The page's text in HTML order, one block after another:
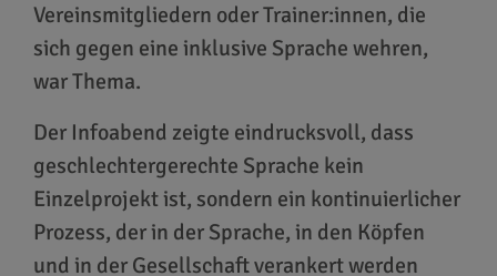
Vereinsmitgliedern oder Trainer:innen, die
sich gegen eine inklusive Sprache wehren,
war Thema.
Der Infoabend zeigte eindrucksvoll, dass
geschlechtergerechte Sprache kein
Einzelprojekt ist, sondern ein kontinuierlicher
Prozess, der in der Sprache, in den Köpfen
und in der Gesellschaft verankert werden